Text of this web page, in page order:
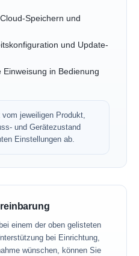
Speichern und
und Update-
in Bedienung
vom jeweiligen Produkt,
und Gerätezustand
Einstellungen ab.
einem der oben gelisteten
bei Einrichtung,
wünschen, können Sie